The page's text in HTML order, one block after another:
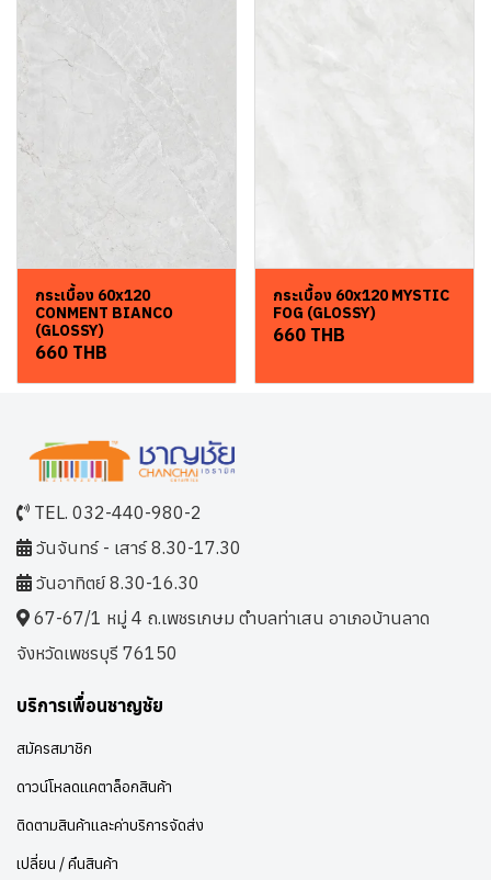
กระเบื้อง 60x120
CONMENT BIANCO
(GLOSSY)
660 THB
กระเบื้อง 60x120 MYSTIC
FOG (GLOSSY)
660 THB
TEL. 032-440-980-2
วันจันทร์ - เสาร์ 8.30-17.30
วันอาทิตย์ 8.30-16.30
67-67/1 หมู่ 4 ถ.เพชรเกษม ตำบลท่าเสน อาเภอบ้านลาด
จังหวัดเพชรบุรี 76150
บริการเพื่อนชาญชัย
สมัครสมาชิก
ดาวน์โหลดแคตาล็อกสินค้า
ติดตามสินค้าและค่าบริการจัดส่ง
เปลี่ยน / คืนสินค้า